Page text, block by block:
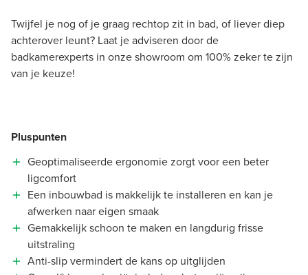
Twijfel je nog of je graag rechtop zit in bad, of liever diep
achterover leunt? Laat je adviseren door de
badkamerexperts in onze showroom om 100% zeker te zijn
van je keuze!
Pluspunten
Geoptimaliseerde ergonomie zorgt voor een beter
ligcomfort
Een inbouwbad is makkelijk te installeren en kan je
afwerken naar eigen smaak
Gemakkelijk schoon te maken en langdurig frisse
uitstraling
Anti-slip vermindert de kans op uitglijden